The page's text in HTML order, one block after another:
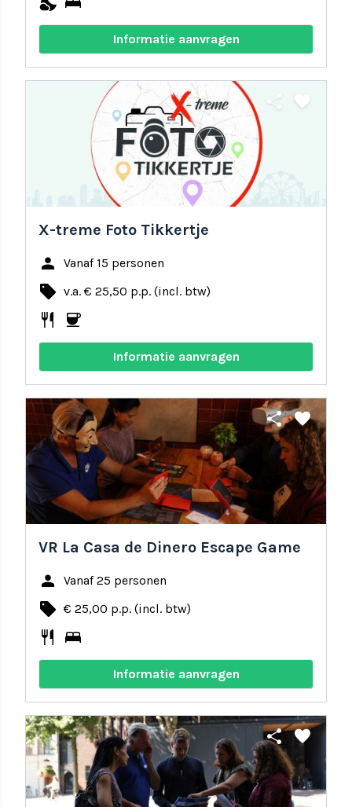
Informatie aanvragen
share favorite
X-treme Foto Tikkertje
person Vanaf 15 personen
local_offer v.a. € 25,50 p.p. (incl. btw)
restaurant coffee
Informatie aanvragen
share favorite
VR La Casa de Dinero Escape Game
person Vanaf 25 personen
local_offer € 25,00 p.p. (incl. btw)
restaurant bed
Informatie aanvragen
share favorite